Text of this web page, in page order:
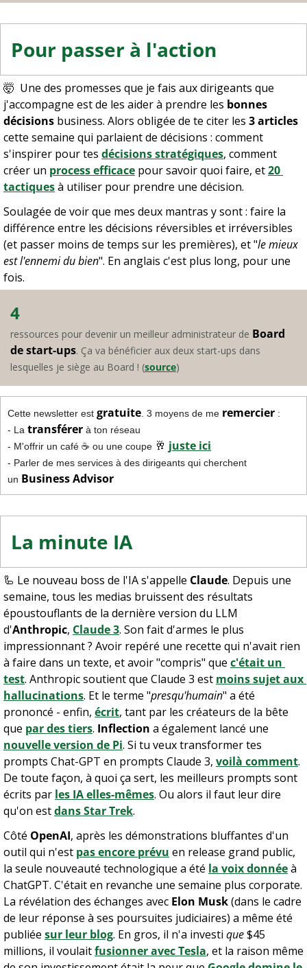
Pour passer à l'action
🤯 Une des promesses que je fais aux dirigeants que
j'accompagne est de les aider à prendre les bonnes
décisions business. Alors obligée de te citer les 3 articles
cette semaine qui parlaient de décisions : comment
s'inspirer pour tes décisions stratégiques, comment
créer un process efficace pour savoir quoi faire, et 20
tactiques à utiliser pour prendre une décision.
Soulagée de voir que mes deux mantras y sont : faire la
différence entre les décisions réversibles et irréversibles
(et passer moins de temps sur les premières), et "le mieux
est l'ennemi du bien". En anglais c'est plus long, pour une
fois.
4
ressources pour devenir un meilleur administrateur de Board
de start-ups. Ça va bénéficier aux deux start-ups dans
lesquelles je siège au Board ! (source)
Cette newsletter est gratuite . 3 moyens de me remercier :
- La transférer à ton réseau
- M'offrir un café ☕️ ou une coupe 🥂 juste ici
- Parler de mes services à des dirigeants qui cherchent
un Business Advisor
La minute IA
🦾 Le nouveau boss de l'IA s'appelle Claude. Depuis une
semaine, tous les medias bruissent des résultats
époustouflants de la dernière version du LLM
d'Anthropic, Claude 3. Son fait d'armes le plus
impressionnant ? Avoir repéré une recette qui n'avait rien
à faire dans un texte, et avoir "compris" que c'était un
test. Anthropic soutient que Claude 3 est moins sujet aux
hallucinations. Et le terme "presqu'humain" a été
prononcé - enfin, écrit, tant par les créateurs de la bête
que par des tiers. Inflection
nouvelle version de Pi. Si tu veux transformer tes
prompts Chat-GPT en prompts Claude 3, voilà comment.
De toute façon, à quoi ça sert, les meilleurs prompts sont
écrits par les IA elles-mêmes. Ou alors il faut leur dire
qu'on est dans Star Trek.
Côté OpenAI, après les démonstrations bluffantes d'un
outil qui n'est pas encore prévu en release grand public,
la seule nouveauté technologique a été la voix donnée à
ChatGPT. C'était en revanche une semaine plus corporate.
La révélation des échanges avec Elon Musk (dans le cadre
de leur réponse à ses poursuites judiciaires) a même été
publiée sur leur blog. En gros, il n'a investi que $45
millions, il voulait fusionner avec Tesla, et la raison même